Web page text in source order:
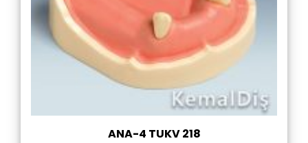
ANA-4 TUKV 218